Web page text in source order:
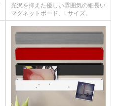
光沢を抑えた優しい雰囲気の細長い
マグネットボード、Lサイズ。